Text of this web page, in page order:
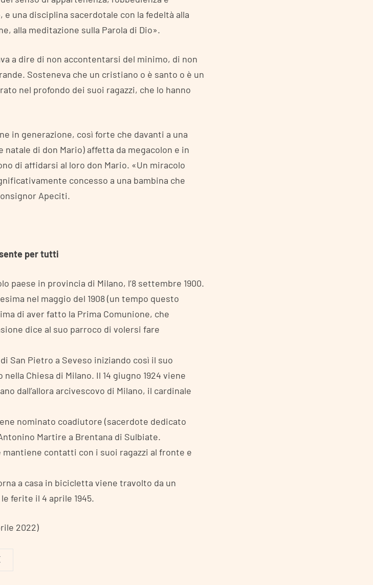
una disciplina sacerdotale con la fedeltà alla
alla meditazione sulla Parola di Dio».
a dire di non accontentarsi del minimo, di non
Sosteneva che un cristiano o è santo o è un
nel profondo dei suoi ragazzi, che lo hanno
in generazione, così forte che davanti a una
natale di don Mario) affetta da megacolon e in
di affidarsi al loro don Mario. «Un miracolo
concesso a una bambina che
Apeciti.
per tutti
paese in provincia di Milano, l’8 settembre 1900.
nel maggio del 1908 (un tempo questo
di aver fatto la Prima Comunione, che
dice al suo parroco di volersi fare
San Pietro a Seveso iniziando così il suo
Chiesa di Milano. Il 14 giugno 1924 viene
dall’allora arcivescovo di Milano, il cardinale
nominato coadiutore (sacerdote dedicato
Martire a Brentana di Sulbiate.
mantiene contatti con i suoi ragazzi al fronte e
a casa in bicicletta viene travolto da un
ferite il 4 aprile 1945.
2022)